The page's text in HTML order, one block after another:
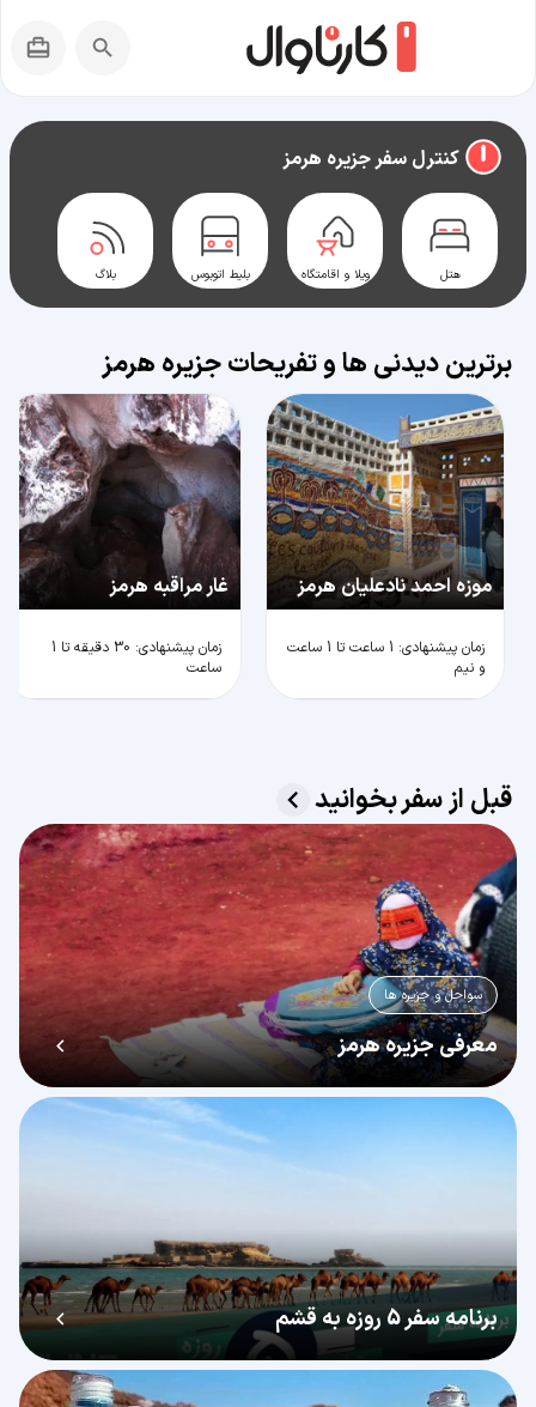
راهنمای سفر بهجزیره هرمزکنترل سفر جزیره هرمز
هتل ویلا و اقامتگاه بلیط اتوبوس بلاگ
برترین دیدنی ها و تفریحات جزیره هرمز
موزه احمد نادعلیان هرمز
زمان پیشنهادی: 1 ساعت تا 1 ساعت
و نیم
غار مراقبه هرمز
زمان پیشنهادی: 30 دقیقه تا 1
ساعت
قبل از سفر بخوانید
سواحل و جزیره ها
معرفی جزیره هرمز
برنامه سفر 5 روزه به قشم